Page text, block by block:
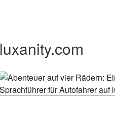
luxanity.com